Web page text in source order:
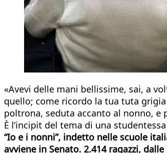
«Avevi delle mani bellissime, sai, a
quello; come ricordo la tua tuta
poltrona, seduta accanto al nonno,
È l’incipit del tema di una
“Io e i nonni”, indetto nelle scuole
avviene in Senato. 2.414 ragazzi,